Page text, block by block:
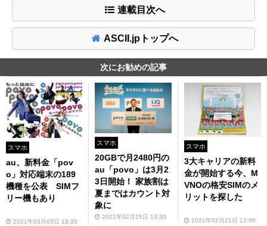
連載目次へ
ASCII.jpトップへ
次にお勧めの記事
スマホ
au、新料金「pov
o」対応端末の189
機種を公表 SIMフ
リー機もあり
2021年03月05日 18:35
スマホ
20GBで月2480円の
au「povo」は3月2
3日開始！ 家族割は
夏まではカウント対
象に
2021年02月25日 13:30
スマホ
3大キャリアの新料
金が開始する今、M
VNOの格安SIMのメ
リットを探した
2021年02月21日 12:00